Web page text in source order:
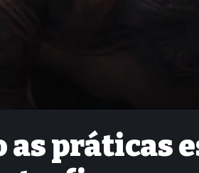
as práticas